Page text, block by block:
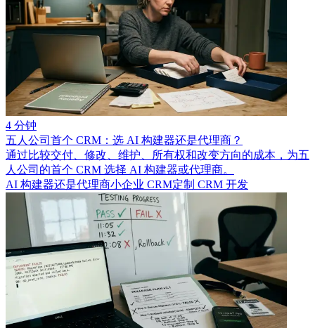
4 分钟
五人公司首个 CRM：选 AI 构建器还是代理商？
通过比较交付、修改、维护、所有权和改变方向的成本，为五
人公司的首个 CRM 选择 AI 构建器或代理商。
AI 构建器还是代理商小企业 CRM定制 CRM 开发